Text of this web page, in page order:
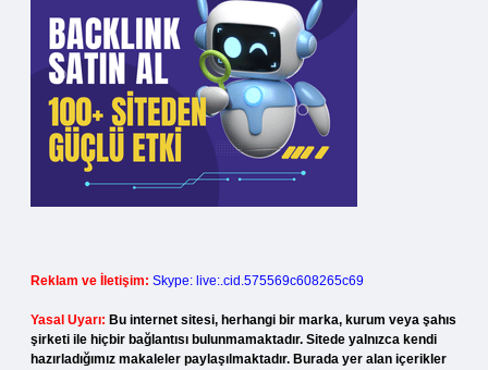
Reklam ve İletişim: Skype: live:.cid.575569c608265c69
Yasal Uyarı: Bu internet sitesi, herhangi bir marka, kurum veya şahıs
şirketi ile hiçbir bağlantısı bulunmamaktadır. Sitede yalnızca kendi
hazırladığımız makaleler paylaşılmaktadır. Burada yer alan içerikler